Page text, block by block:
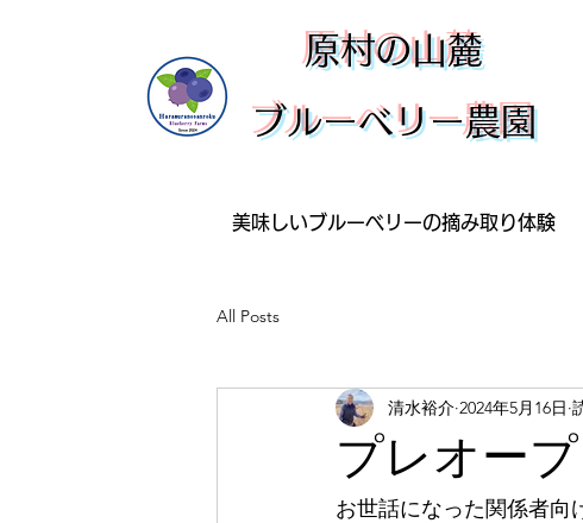
​原村の山麓
ブルーベリー農園
美味しいブルーベリーの摘み取り体験
All Posts
プレオー
清水裕介 2024年5月16日
お世話になった関係者向